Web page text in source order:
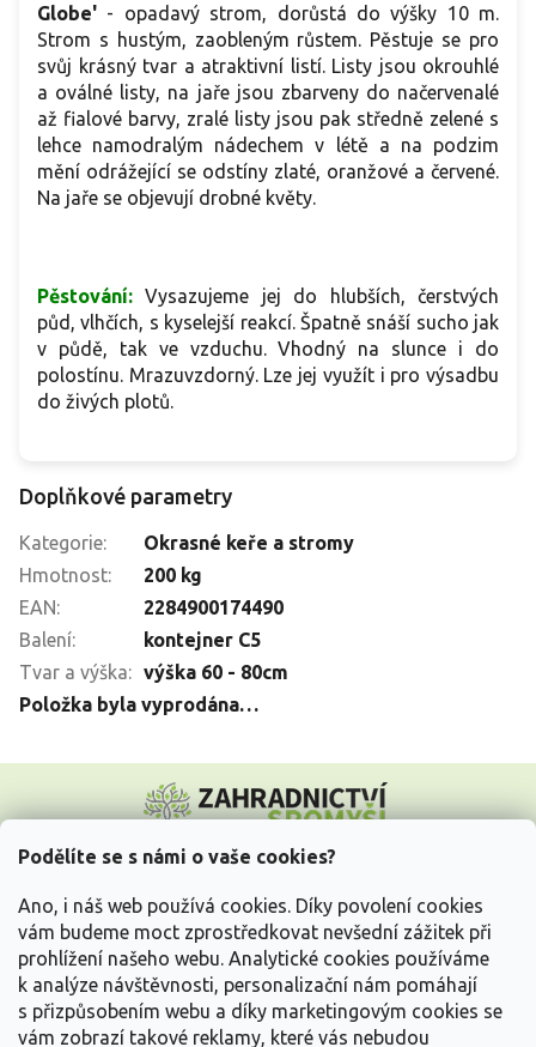
Podělíte se s námi o vaše cookies?
Ano, i náš web používá cookies. Díky povolení cookies
vám budeme moct zprostředkovat nevšední zážitek při
prohlížení našeho webu. Analytické cookies používáme
k analýze návštěvnosti, personalizační nám pomáhají
s přizpůsobením webu a díky marketingovým cookies se
vám zobrazí takové reklamy, které vás nebudou
Globe' - opadavý strom, dorůstá do výšky 10 m.
Strom s hustým, zaobleným růstem. Pěstuje se pro
svůj krásný tvar a atraktivní listí. Listy jsou okrouhlé
a oválné listy, na jaře jsou zbarveny do načervenalé
až fialové barvy, zralé listy jsou pak středně zelené s
lehce namodralým nádechem v létě a na podzim
mění odrážející se odstíny zlaté, oranžové a červené.
Na jaře se objevují drobné květy.
Pěstování: Vysazujeme jej do hlubších, čerstvých
půd, vlhčích, s kyselejší reakcí. Špatně snáší sucho jak
v půdě, tak ve vzduchu. Vhodný na slunce i do
polostínu. Mrazuvzdorný. Lze jej využít i pro výsadbu
do živých plotů.
Doplňkové parametry
Kategorie:
Okrasné keře a stromy
Hmotnost:
200 kg
EAN:
2284900174490
Balení:
kontejner C5
Tvar a výška: výška 60 - 80cm
Položka byla vyprodána…
p
Vše o nákupu
Informace pro Vás
Kontakujte nás